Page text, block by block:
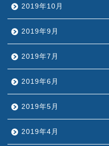
2019年10月
2019年9月
2019年7月
2019年6月
2019年5月
2019年4月